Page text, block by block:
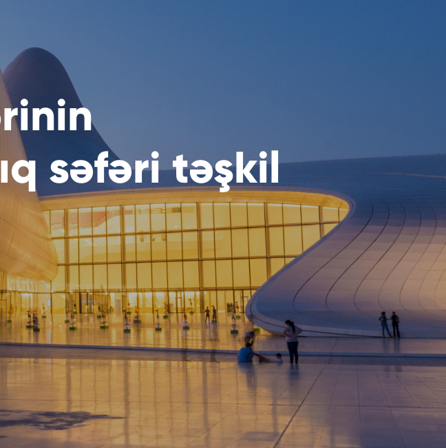
səfəri təşkil